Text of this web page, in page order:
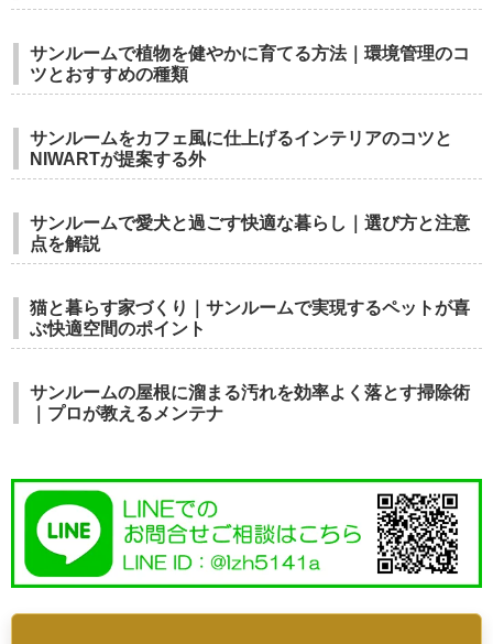
サンルームで植物を健やかに育てる方法｜環境管理のコ
ツとおすすめの種類
サンルームをカフェ風に仕上げるインテリアのコツと
NIWARTが提案する外
サンルームで愛犬と過ごす快適な暮らし｜選び方と注意
点を解説
猫と暮らす家づくり｜サンルームで実現するペットが喜
ぶ快適空間のポイント
サンルームの屋根に溜まる汚れを効率よく落とす掃除術
｜プロが教えるメンテナ